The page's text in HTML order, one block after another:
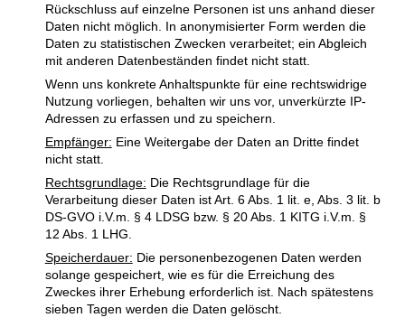
Rückschluss auf einzelne Personen ist uns anhand dieser
Daten nicht möglich. In anonymisierter Form werden die
Daten zu statistischen Zwecken verarbeitet; ein Abgleich
mit anderen Datenbeständen findet nicht statt.
Wenn uns konkrete Anhaltspunkte für eine rechtswidrige
Nutzung vorliegen, behalten wir uns vor, unverkürzte IP-
Adressen zu erfassen und zu speichern.
Empfänger: Eine Weitergabe der Daten an Dritte findet
nicht statt.
Rechtsgrundlage: Die Rechtsgrundlage für die
Verarbeitung dieser Daten ist Art. 6 Abs. 1 lit. e, Abs. 3 lit. b
DS-GVO i.V.m. § 4 LDSG bzw. § 20 Abs. 1 KITG i.V.m. §
12 Abs. 1 LHG.
Speicherdauer: Die personenbezogenen Daten werden
solange gespeichert, wie es für die Erreichung des
Zweckes ihrer Erhebung erforderlich ist. Nach spätestens
sieben Tagen werden die Daten gelöscht.